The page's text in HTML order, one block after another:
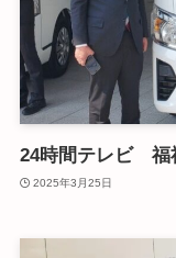
24時間テレビ 福
2025年3月25日